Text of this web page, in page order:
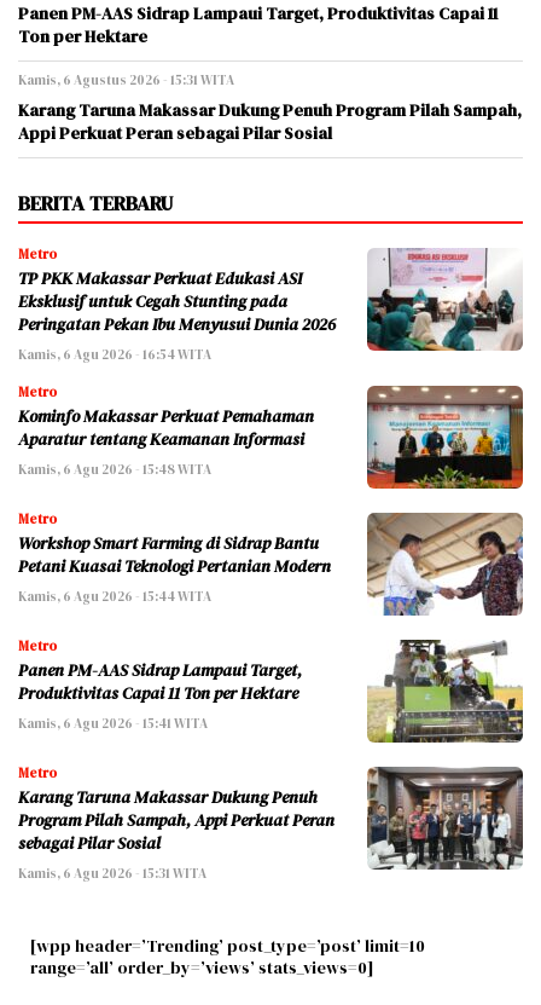
Panen PM-AAS Sidrap Lampaui Target, Produktivitas Capai 11
Ton per Hektare
Kamis, 6 Agustus 2026 - 15:31 WITA
Karang Taruna Makassar Dukung Penuh Program Pilah Sampah,
Appi Perkuat Peran sebagai Pilar Sosial
BERITA TERBARU
Metro
TP PKK Makassar Perkuat Edukasi ASI
Eksklusif untuk Cegah Stunting pada
Peringatan Pekan Ibu Menyusui Dunia 2026
Kamis, 6 Agu 2026 - 16:54 WITA
Metro
Kominfo Makassar Perkuat Pemahaman
Aparatur tentang Keamanan Informasi
Kamis, 6 Agu 2026 - 15:48 WITA
Metro
Workshop Smart Farming di Sidrap Bantu
Petani Kuasai Teknologi Pertanian Modern
Kamis, 6 Agu 2026 - 15:44 WITA
Metro
Panen PM-AAS Sidrap Lampaui Target,
Produktivitas Capai 11 Ton per Hektare
Kamis, 6 Agu 2026 - 15:41 WITA
Metro
Karang Taruna Makassar Dukung Penuh
Program Pilah Sampah, Appi Perkuat Peran
sebagai Pilar Sosial
Kamis, 6 Agu 2026 - 15:31 WITA
[wpp header=’Trending’ post_type=’post’ limit=10
range=’all’ order_by=’views’ stats_views=0]